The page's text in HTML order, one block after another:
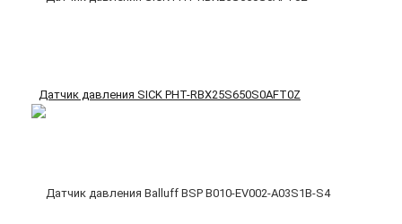
Датчик давления SICK PHT-RBX25S650S0AFT0Z